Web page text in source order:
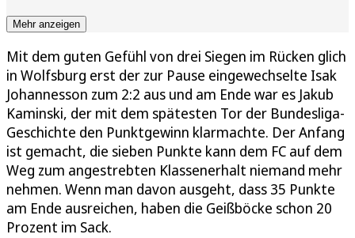
Mehr anzeigen
Mit dem guten Gefühl von drei Siegen im Rücken glich
in Wolfsburg erst der zur Pause eingewechselte Isak
Johannesson zum 2:2 aus und am Ende war es Jakub
Kaminski, der mit dem spätesten Tor der Bundesliga-
Geschichte den Punktgewinn klarmachte. Der Anfang
ist gemacht, die sieben Punkte kann dem FC auf dem
Weg zum angestrebten Klassenerhalt niemand mehr
nehmen. Wenn man davon ausgeht, dass 35 Punkte
am Ende ausreichen, haben die Geißböcke schon 20
Prozent im Sack.